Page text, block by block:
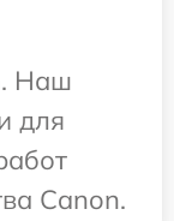
Наш
для
Canon.